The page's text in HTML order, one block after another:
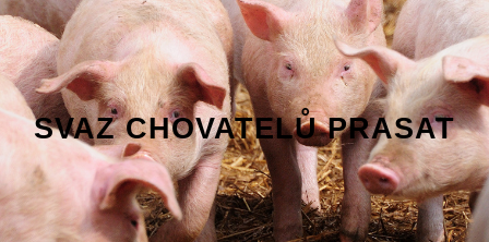
SVAZ CHOVATELŮ PRASAT